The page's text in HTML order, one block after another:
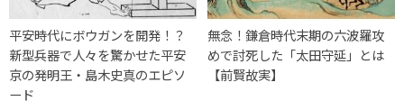
平安時代にボウガンを開発！？
新型兵器で人々を驚かせた平安
京の発明王・島木史真のエピソ
ード
無念！鎌倉時代末期の六波羅攻
めで討死した「太田守延」とは
【前賢故実】